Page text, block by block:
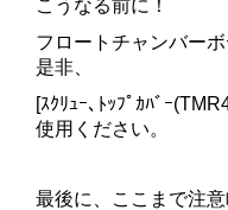
こうなる前に！
フロートチャンバー
是非、
[ｽｸﾘｭｰ､ﾄｯﾌﾟｶﾊﾞｰ
使用ください。
最後に、ここまで注